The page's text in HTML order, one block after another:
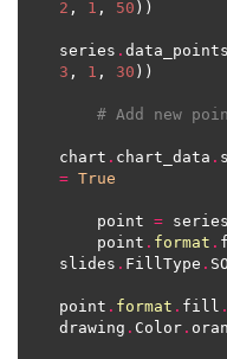
2 , 1 , 50
series . data_points
3 , 1 , 30
# Add new
chart . chart_data .
= True
    point
= series
    point
. format .
slides . FillType .
point . format . fill .
drawing . Color .